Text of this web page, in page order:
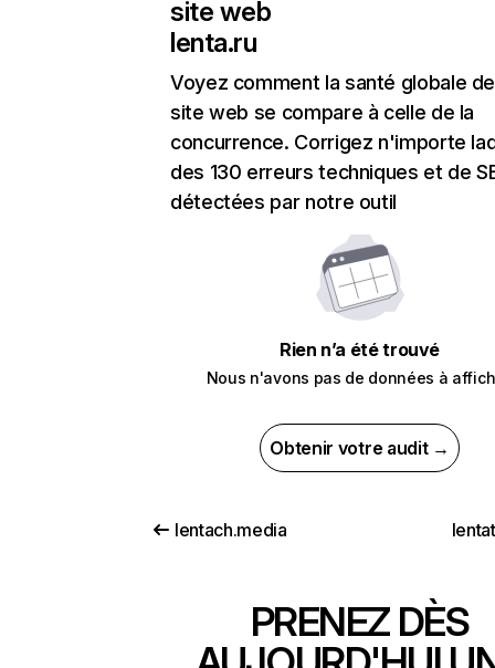
site web
lenta.ru
Voyez comment la santé globale
site web se compare à celle de la
concurrence. Corrigez n'importe
des 130 erreurs techniques et de
détectées par notre outil
Rien n’a été trouvé
Nous n'avons pas de données à
Obtenir votre audit →
lentach.media
PRENEZ DÈS